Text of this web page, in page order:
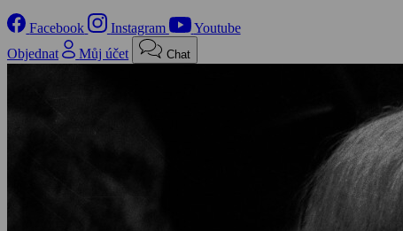
Facebook Instagram
Youtube
Objednat
Můj účet Chat